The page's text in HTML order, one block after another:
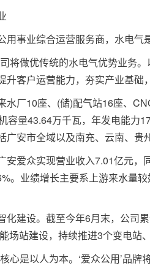
事业综合运营服务商，水电气
做优传统的水电气优势业务。
升客户运营能力，夯实产业基础
厂10座、(储)配气站16座、
容量43.64万千瓦，年发电能力
广安市全域以及南充、云南、贵
爱众实现营业收入7.01亿元，
。业绩增长主要系上游来水量
建设。截至今年6月末，公司
场站建设，持续推进3个变电站
是以人为本。‘爱众公用’品牌